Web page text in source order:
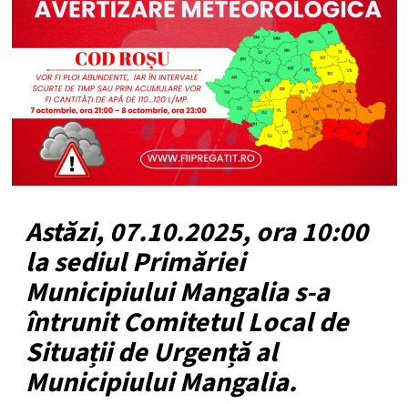
Astăzi, 07.10.2025, ora 10:00
la sediul Primăriei
Municipiului Mangalia s-a
întrunit Comitetul Local de
Situații de Urgență al
Municipiului Mangalia.